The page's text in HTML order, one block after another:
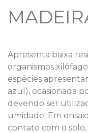
Apresenta baixa
organismos
espécies
azul), ocasionada
devendo ser
umidade. Em
contato com o